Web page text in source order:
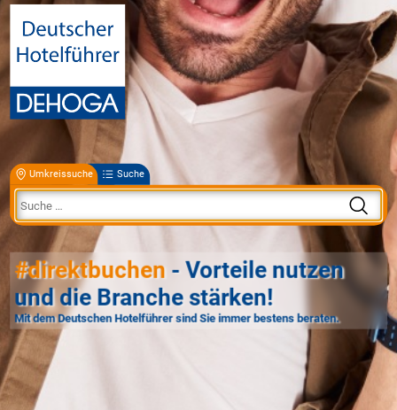
Umkreissuche Suche
#direktbuchen - Vorteile nutzen
und die Branche stärken!
Mit dem Deutschen Hotelführer sind Sie immer bestens beraten.